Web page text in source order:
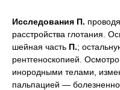
Исследования П.
расстройства глотания.
шейная часть П.;
рентгеноскопией.
инородными телами,
пальпацией —